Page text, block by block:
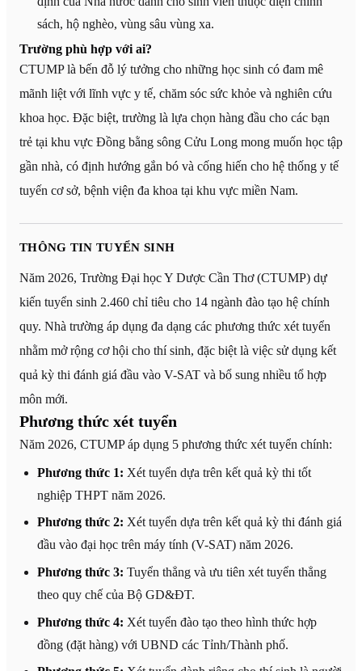
sách, hộ nghèo, vùng sâu vùng xa.
Trường phù hợp với ai?
CTUMP là bến đỗ lý tưởng cho những học sinh có đam mê
mãnh liệt với lĩnh vực y tế, chăm sóc sức khỏe và nghiên cứu
khoa học. Đặc biệt, trường là lựa chọn hàng đầu cho các bạn
trẻ tại khu vực Đồng bằng sông Cửu Long mong muốn học tập
gần nhà, có định hướng gắn bó và cống hiến cho hệ thống y tế
tuyến cơ sở, bệnh viện đa khoa tại khu vực miền Nam.
THÔNG TIN TUYỂN SINH
Năm 2026, Trường Đại học Y Dược Cần Thơ (CTUMP) dự
kiến tuyển sinh 2.460 chỉ tiêu cho 14 ngành đào tạo hệ chính
quy. Nhà trường áp dụng đa dạng các phương thức xét tuyển
nhằm mở rộng cơ hội cho thí sinh, đặc biệt là việc sử dụng kết
quả kỳ thi đánh giá đầu vào V-SAT và bổ sung nhiều tổ hợp
môn mới.
Phương thức xét tuyển
Năm 2026, CTUMP áp dụng 5 phương thức xét tuyển chính:
Phương thức 1: Xét tuyển dựa trên kết quả kỳ thi tốt
nghiệp THPT năm 2026.
Phương thức 2: Xét tuyển dựa trên kết quả kỳ thi đánh giá
đầu vào đại học trên máy tính (V-SAT) năm 2026.
Phương thức 3: Tuyển thẳng và ưu tiên xét tuyển thẳng
theo quy chế của Bộ GD&ĐT.
Phương thức 4: Xét tuyển đào tạo theo hình thức hợp
đồng (đặt hàng) với UBND các Tỉnh/Thành phố.